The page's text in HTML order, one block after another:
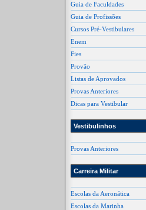
Guia de Faculdades
Guia de Profissões
Cursos Pré-Vestibulares
Enem
Fies
Provão
Listas de Aprovados
Provas Anteriores
Dicas para Vestibular
Vestibulinhos
Provas Anteriores
Carreira Militar
Escolas da Aeronática
Escolas da Marinha